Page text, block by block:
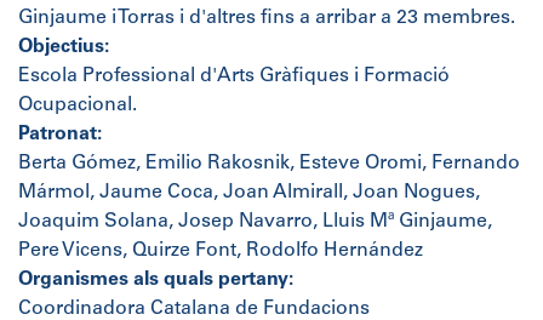
Ginjaume i Torras i d'altres fins a arribar a 23 membres.
Objectius:
Escola Professional d'Arts Gràfiques i Formació
Ocupacional.
Patronat:
Berta Gómez, Emilio Rakosnik, Esteve Oromi, Fernando
Mármol, Jaume Coca, Joan Almirall, Joan Nogues,
Joaquim Solana, Josep Navarro, Lluis Mª Ginjaume,
Pere Vicens, Quirze Font, Rodolfo Hernández
Organismes als quals pertany:
Coordinadora Catalana de Fundacions